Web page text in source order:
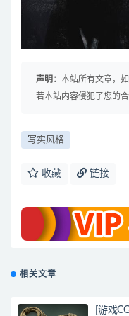
声明： 本站所有文章，
若本站内容侵犯了您的
写实风格
收藏 链接
相关文章
[游戏